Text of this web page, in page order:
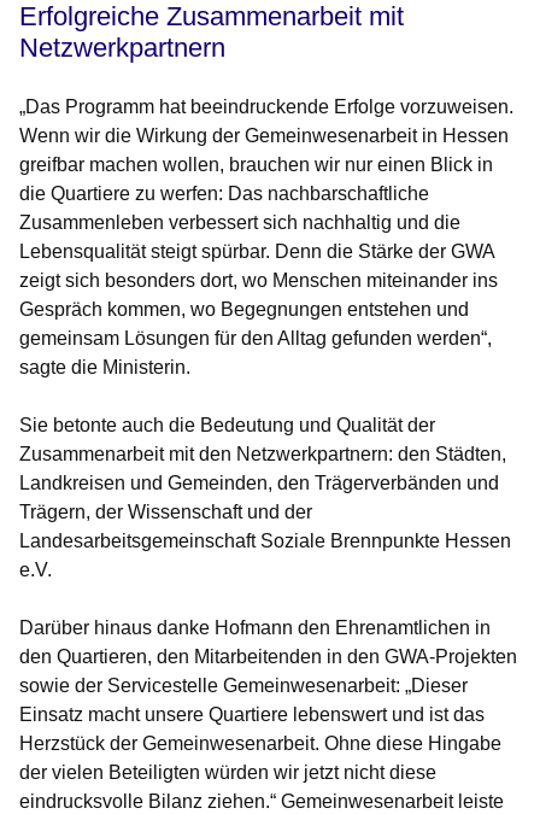
Erfolgreiche Zusammenarbeit mit
Netzwerkpartnern
„Das Programm hat beeindruckende Erfolge vorzuweisen.
Wenn wir die Wirkung der Gemeinwesenarbeit in Hessen
greifbar machen wollen, brauchen wir nur einen Blick in
die Quartiere zu werfen: Das nachbarschaftliche
Zusammenleben verbessert sich nachhaltig und die
Lebensqualität steigt spürbar. Denn die Stärke der GWA
zeigt sich besonders dort, wo Menschen miteinander ins
Gespräch kommen, wo Begegnungen entstehen und
gemeinsam Lösungen für den Alltag gefunden werden“,
sagte die Ministerin.
Sie betonte auch die Bedeutung und Qualität der
Zusammenarbeit mit den Netzwerkpartnern: den Städten,
Landkreisen und Gemeinden, den Trägerverbänden und
Trägern, der Wissenschaft und der
Landesarbeitsgemeinschaft Soziale Brennpunkte Hessen
e.V.
Darüber hinaus danke Hofmann den Ehrenamtlichen in
den Quartieren, den Mitarbeitenden in den GWA-Projekten
sowie der Servicestelle Gemeinwesenarbeit: „Dieser
Einsatz macht unsere Quartiere lebenswert und ist das
Herzstück der Gemeinwesenarbeit. Ohne diese Hingabe
der vielen Beteiligten würden wir jetzt nicht diese
eindrucksvolle Bilanz ziehen.“ Gemeinwesenarbeit leiste